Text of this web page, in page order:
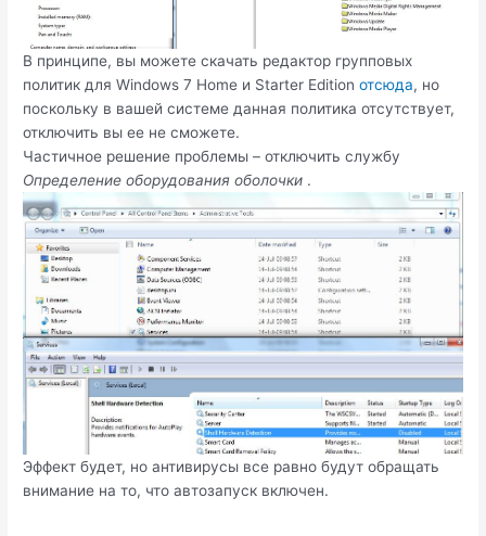
В принципе, вы можете скачать редактор групповых
политик для Windows 7 Home и Starter Editionотсюда, но
поскольку в вашей системе данная политика отсутствует,
отключить вы ее не сможете.
Частичное решение проблемы – отключить службу
Определение оборудования оболочки .
Эффект будет, но антивирусы все равно будут обращать
внимание на то, что автозапуск включен.